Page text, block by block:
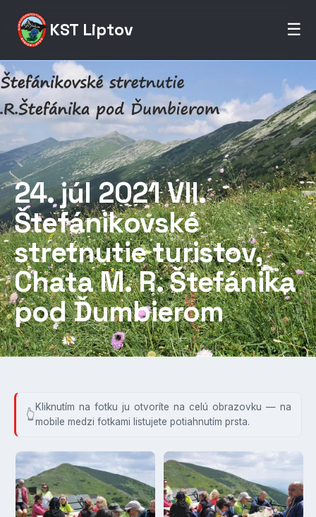
KST Liptov ☰
24. júl 2021 VII.
Štefánikovské
stretnutie turistov,
Chata M. R. Štefánika
pod Ďumbierom
Kliknutím na fotku ju otvoríte na celú obrazovku — na
mobile medzi fotkami listujete potiahnutím prsta.